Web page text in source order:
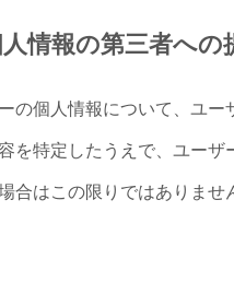
情報の第三者への
の個人情報について、ユー
を特定したうえで、ユーザ
合はこの限りではありませ